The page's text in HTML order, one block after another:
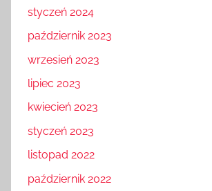
styczeń 2024
październik 2023
wrzesień 2023
lipiec 2023
kwiecień 2023
styczeń 2023
listopad 2022
październik 2022